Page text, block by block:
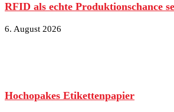
RFID als echte Produktionschance
6. August 2026
Hochopakes Etikettenpapier